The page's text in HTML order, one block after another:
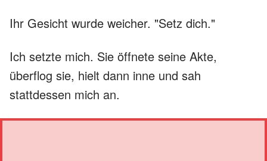
Ihr Gesicht wurde weicher. "Setz dich."
Ich setzte mich. Sie öffnete seine Akte,
überflog sie, hielt dann inne und sah
stattdessen mich an.